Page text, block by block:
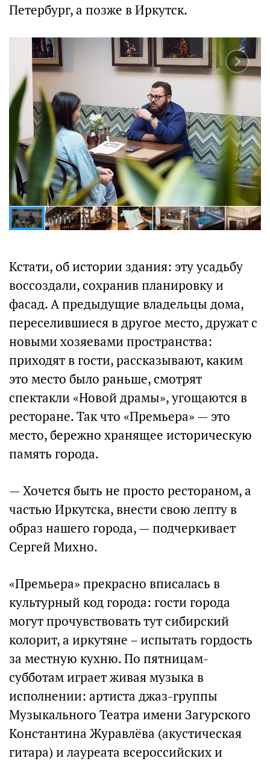
Петербург, а позже в Иркутск.
Кстати, об истории здания: эту усадьбу
воссоздали, сохранив планировку и
фасад. А предыдущие владельцы дома,
переселившиеся в другое место, дружат с
новыми хозяевами пространства:
приходят в гости, рассказывают, каким
это место было раньше, смотрят
спектакли «Новой драмы», угощаются в
ресторане. Так что «Премьера» — это
место, бережно хранящее историческую
память города.
— Хочется быть не просто рестораном, а
частью Иркутска, внести свою лепту в
образ нашего города, — подчеркивает
Сергей Михно.
«Премьера» прекрасно вписалась в
культурный код города: гости города
могут прочувствовать тут сибирский
колорит, а иркутяне – испытать гордость
за местную кухню. По пятницам-
субботам играет живая музыка в
исполнении: артиста джаз-группы
Музыкального Театра имени Загурского
Константина Журавлёва (акустическая
гитара) и лауреата всероссийских и